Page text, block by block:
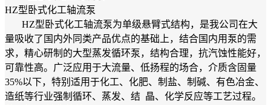
HZ型卧式化工轴流泵
HZ型卧式化工轴流泵为单级悬臂式结构，是我公司在大
量吸收了国内外同类产品优点的基础上，结合国内用泵的需
求，精心研制的大型蒸发循环泵，结构合理，抗汽蚀性能好，
可靠性高。广泛应用于大流量、低扬程的场合，介质含固量
35%以下，特别适用于化工、化肥、制盐、制碱、有色冶金、
造纸等行业强制循环、蒸发、结 晶、化学反应等工艺过程。